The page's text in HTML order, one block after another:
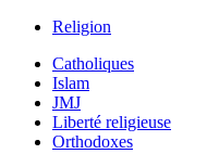
Religion
Catholiques
Islam
JMJ
Liberté religieuse
Orthodoxes